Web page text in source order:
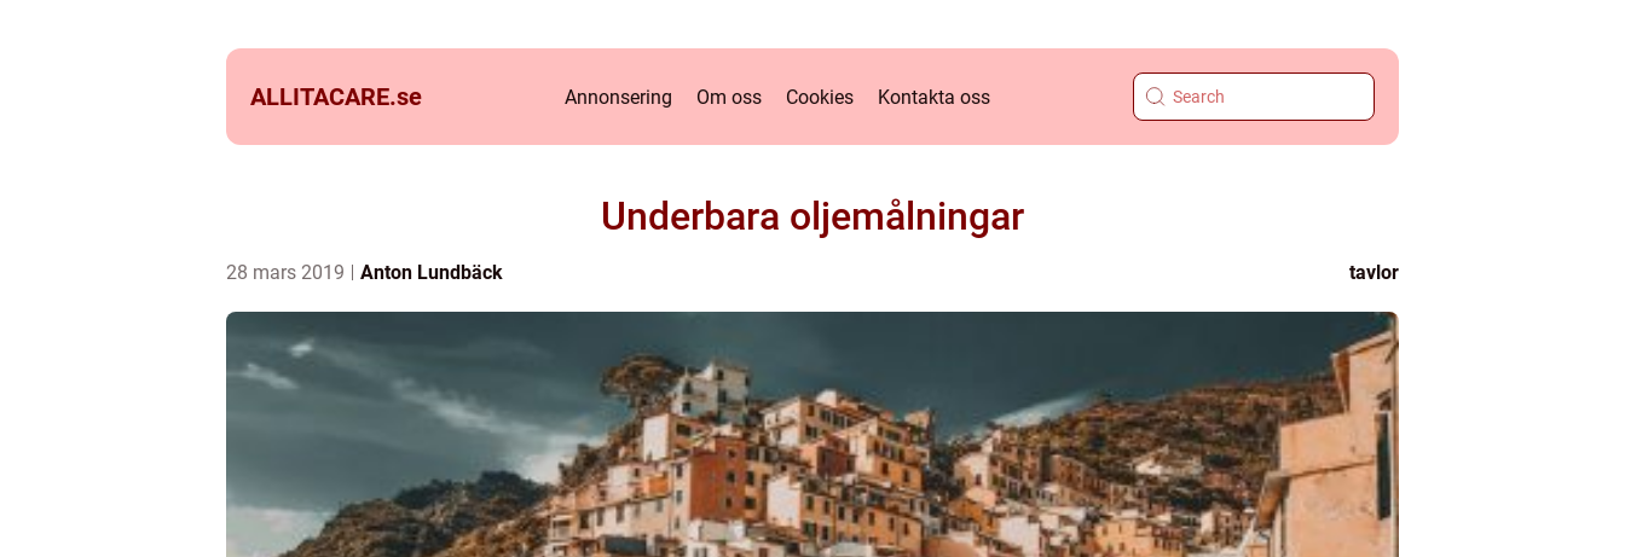
ALLITACARE.se Annonsering Om oss Cookies Kontakta oss
Underbara oljemålningar
28 mars 2019 Anton Lundbäck tavlor